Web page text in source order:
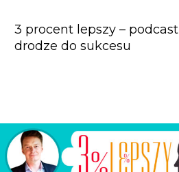
n
e
n
3 procent lepszy –
drodze do sukcesu